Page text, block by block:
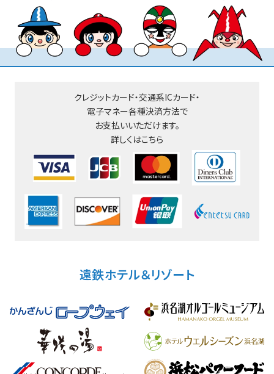
クレジットカード・交通系ICカード・
電子マネー各種決済方法で
お支払いいただけます。
詳しくはこちら
遠鉄ホテル＆リゾート